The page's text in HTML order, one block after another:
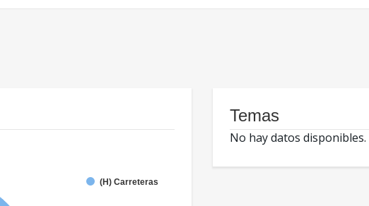
(H) Carreteras
Temas
No hay datos disponibles.